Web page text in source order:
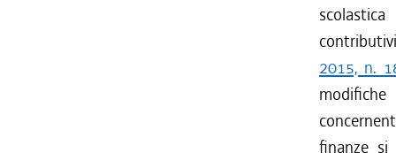
2015, n.
finanze si